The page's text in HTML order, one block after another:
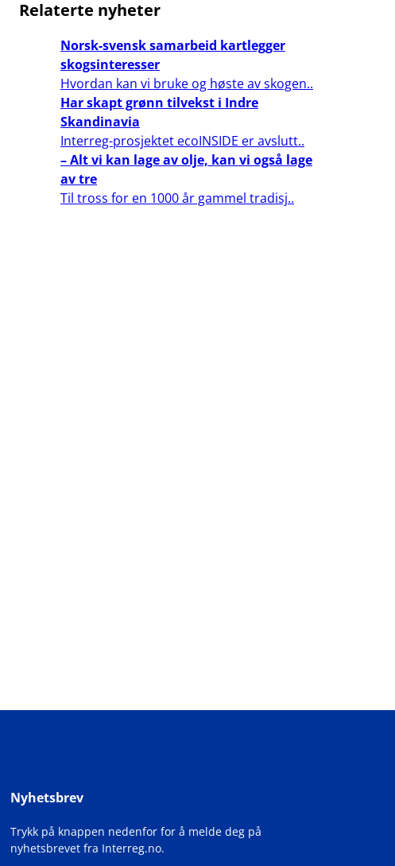
Relaterte nyheter
Norsk-svensk samarbeid kartlegger
skogsinteresser
Hvordan kan vi bruke og høste av skogen..
Har skapt grønn tilvekst i Indre
Skandinavia
Interreg-prosjektet ecoINSIDE er avslutt..
– Alt vi kan lage av olje, kan vi også lage
av tre
Til tross for en 1000 år gammel tradisj..
Nyhetsbrev
Trykk på knappen nedenfor for å melde deg på
nyhetsbrevet fra Interreg.no.